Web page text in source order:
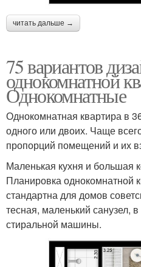
читать дальше →
75 вариантов
однокомнатной
Однокомнатные
Однокомнатная квартира в
одного или двоих. Чаще
пропорций помещений и их
Маленькая кухня и большая
Планировка однокомнатной
стандартна для домов
тесная, маленький санузел,
стиральной машины.